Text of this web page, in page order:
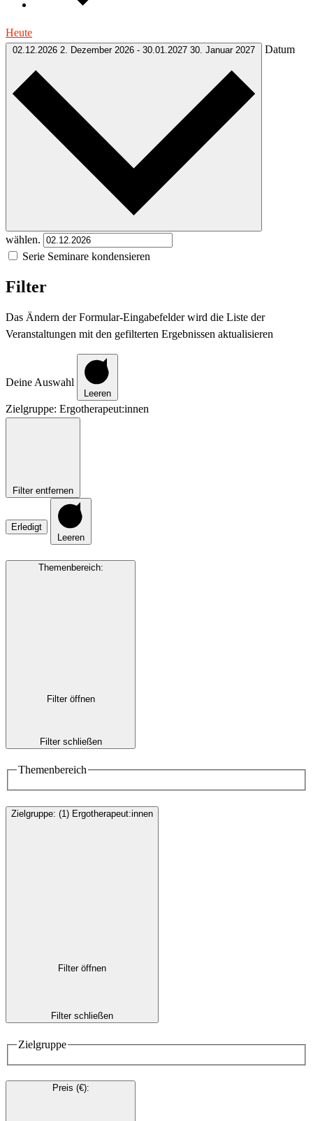
Heute
02.12.2026 2. Dezember 2026 - 30.01.2027 30. Januar 2027 Datum
wählen.
Serie Seminare kondensieren
Filter
Das Ändern der Formular-Eingabefelder wird die Liste der
Veranstaltungen mit den gefilterten Ergebnissen aktualisieren
Deine Auswahl
Leeren
Zielgruppe: Ergotherapeut:innen
Filter entfernen
Erledigt
Leeren
Themenbereich:
Filter öffnen
Filter schließen
Themenbereich
Zielgruppe: (1) Ergotherapeut:innen
Filter öffnen
Filter schließen
Zielgruppe
Preis (€):